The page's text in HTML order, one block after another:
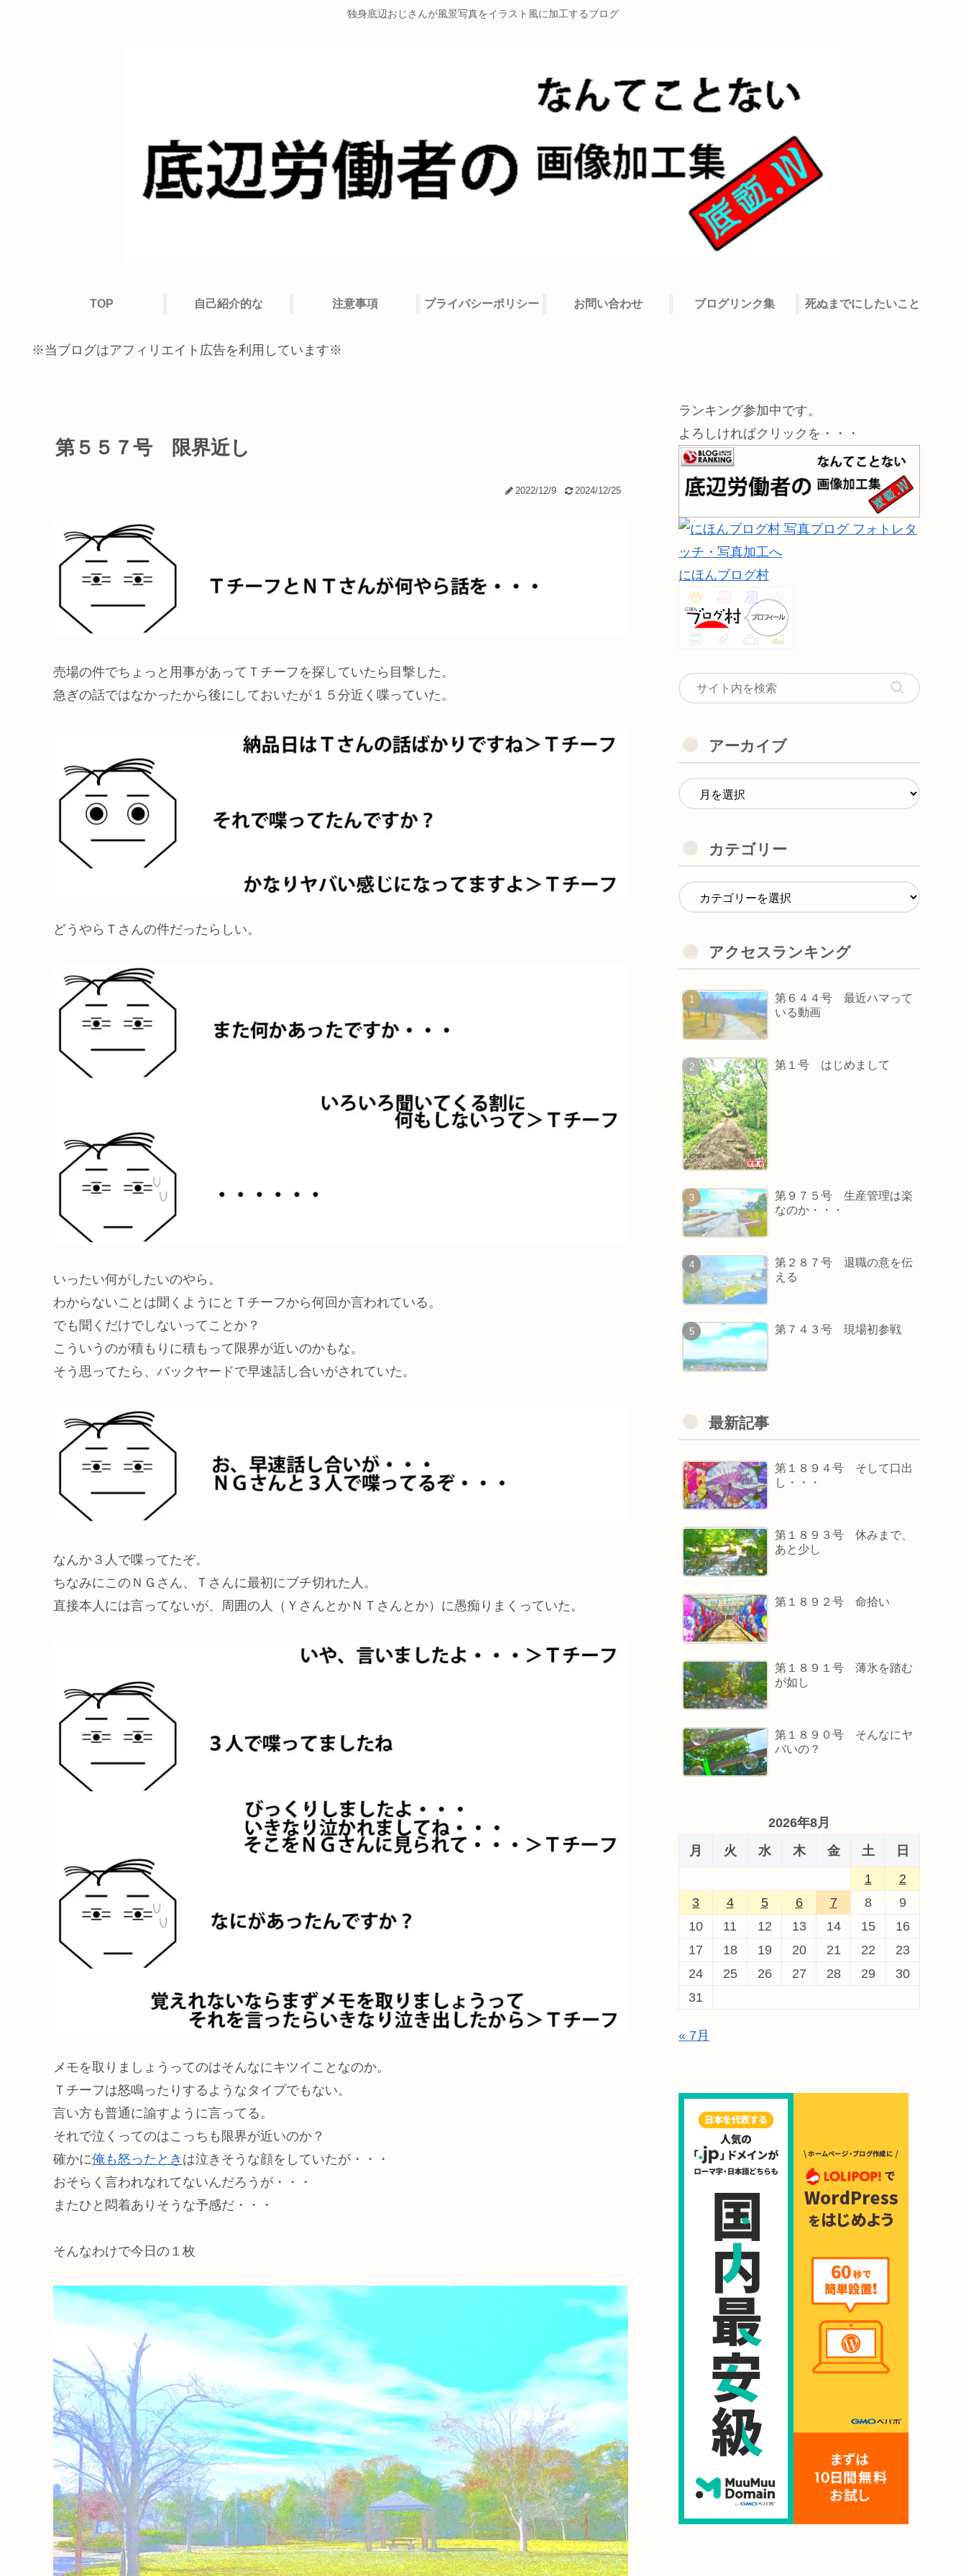
独身底辺おじさんが風景写真をイラスト風に加工するブログ
TOP 自己紹介的な 注意事項 プライバシーポリシー お問い合わせ ブログリンク集 死ぬまでにしたいこと
※当ブログはアフィリエイト広告を利用しています※
第５５７号 限界近し
2022/12/9 2024/12/25
売場の件でちょっと用事があってＴチーフを探していたら目撃した。
急ぎの話ではなかったから後にしておいたが１５分近く喋っていた。
どうやらＴさんの件だったらしい。
いったい何がしたいのやら。
わからないことは聞くようにとＴチーフから何回か言われている。
でも聞くだけでしないってことか？
こういうのが積もりに積もって限界が近いのかもな。
そう思ってたら、バックヤードで早速話し合いがされていた。
なんか３人で喋ってたぞ。
ちなみにこのＮＧさん、Ｔさんに最初にブチ切れた人。
直接本人には言ってないが、周囲の人（ＹさんとかＮＴさんとか）に愚痴りまくっていた。
メモを取りましょうってのはそんなにキツイことなのか。
Ｔチーフは怒鳴ったりするようなタイプでもない。
言い方も普通に諭すように言ってる。
それで泣くってのはこっちも限界が近いのか？
確かに俺も怒ったとき は泣きそうな顔をしていたが・・・
おそらく言われなれてないんだろうが・・・
またひと悶着ありそうな予感だ・・・
そんなわけで今日の１枚
ランキング参加中です。
よろしければクリックを・・・
にほんブログ村
アーカイブ
カテゴリー
アクセスランキング
第６４４号 最近ハマって
いる動画
第１号 はじめまして
第９７５号 生産管理は楽
なのか・・・
第２８７号 退職の意を伝
える
第７４３号 現場初参戦
最新記事
第１８９４号 そして口出
し・・・
第１８９３号 休みまで、
あと少し
第１８９２号 命拾い
第１８９１号 薄氷を踏む
が如し
第１８９０号 そんなにヤ
バいの？
2026年8月
月
火 水 木 金 土
日
1
2
3
4 5 6 7 8
9
10
11 12 13 14 15
16
17
18 19 20 21 22
23
24
25 26 27 28 29
30
31
« 7月